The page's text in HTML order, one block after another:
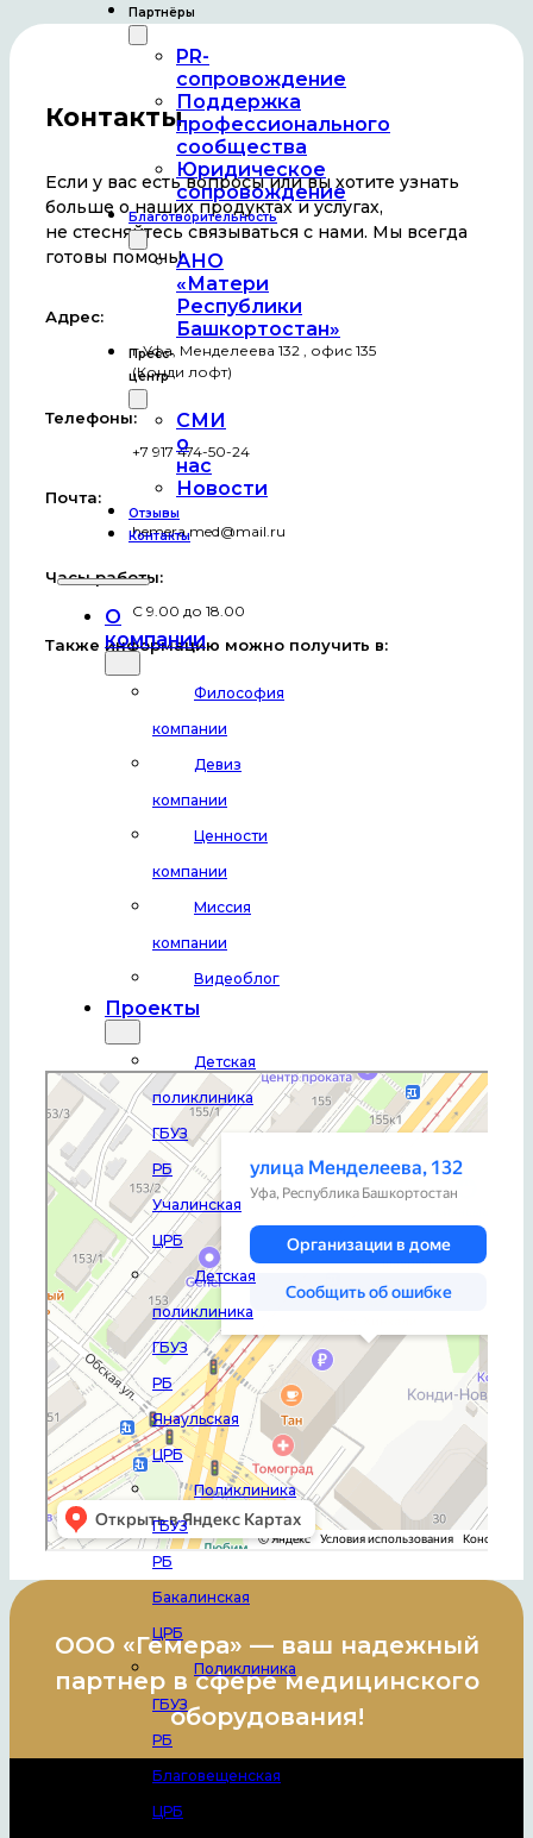
Партнёры
PR-
сопровождение
Поддержка
профессионального
сообщества
Юридическое
сопровождение
Благотворительность
АНО
«Матери
Республики
Башкортостан»
Пресс-
центр
СМИ
о
нас
Новости
Отзывы
Контакты
О
компании
Философия
компании
Девиз
компании
Ценности
компании
Миссия
компании
Видеоблог
Проекты
Детская
поликлиника
ГБУЗ
РБ
Учалинская
ЦРБ
Детская
поликлиника
ГБУЗ
РБ
Янаульская
ЦРБ
Поликлиника
ГБУЗ
РБ
Бакалинская
ЦРБ
Поликлиника
ГБУЗ
РБ
Благовещенская
ЦРБ
Контакты
Если у вас есть вопросы или вы хотите узнать
больше о наших продуктах и услугах,
не стесняйтесь связываться с нами. Мы всегда
готовы помочь!
Адрес:
г.Уфа, Менделеева 132 , офис 135
(Конди лофт)
Телефоны:
+7 917 474-50-24
Почта:
hemera.med@mail.ru
Часы работы:
С 9.00 до 18.00
Также информацию можно получить в:
Уфа
Улица Менделеева, 132 — Яндекс Карты
ООО «Гемера» — ваш надежный
партнер в сфере медицинского
оборудования!